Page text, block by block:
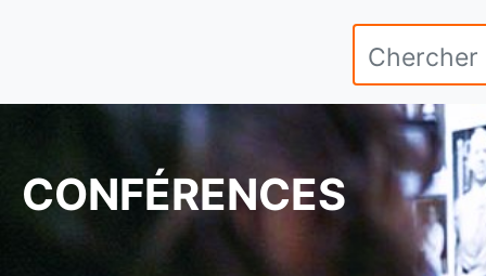
CONFÉRENCES